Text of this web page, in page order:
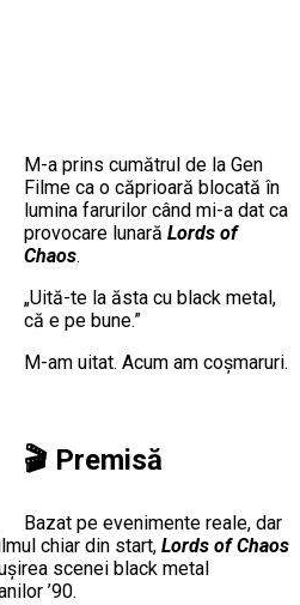
M-a prins cumătrul de la Gen
Filme ca o căprioară blocată în
lumina farurilor când mi-a dat ca
provocare lunară Lords of
Chaos.
„Uită-te la ăsta cu black metal,
că e pe bune.”
M-am uitat. Acum am coșmaruri.
🎬 Premisă
Bazat pe evenimente reale, dar
chiar din start, Lords of Chaos
scenei black metal
’90.